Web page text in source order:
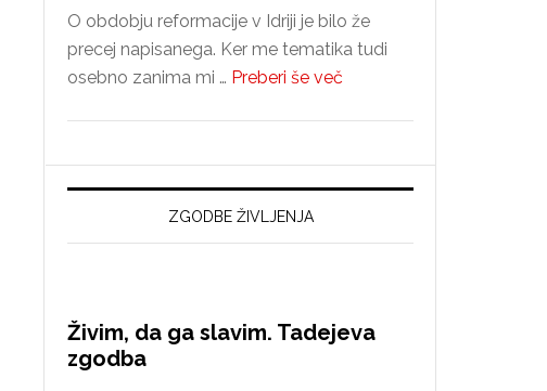
O obdobju reformacije v Idriji je bilo že
precej napisanega. Ker me tematika tudi
osebno zanima mi … Preberi še več
spoznanja
o
v
ZGODBE ŽIVLJENJA
Živim, da ga slavim. Tadejeva
zgodba